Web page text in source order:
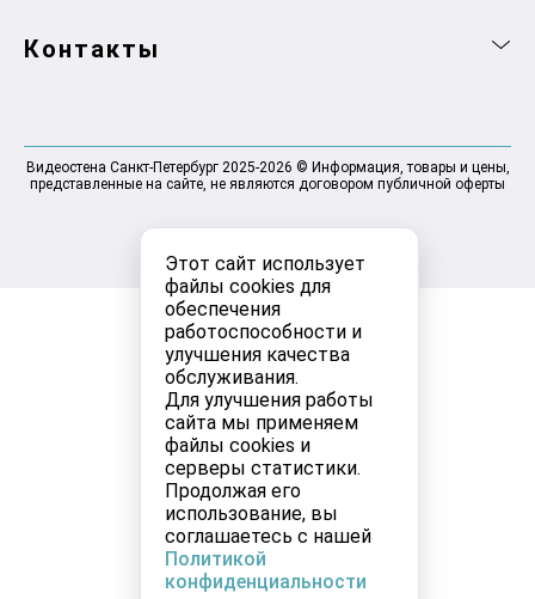
Этот сайт использует
файлы cookies для
обеспечения
работоспособности и
улучшения качества
обслуживания.
Для улучшения работы
сайта мы применяем
файлы cookies и
серверы статистики.
Продолжая его
использование, вы
соглашаетесь с нашей
Политикой
конфиденциальности
Контакты
Видеостена Санкт-Петербург 2025-2026 © Информация, товары и цены,
представленные на сайте, не являются договором публичной оферты